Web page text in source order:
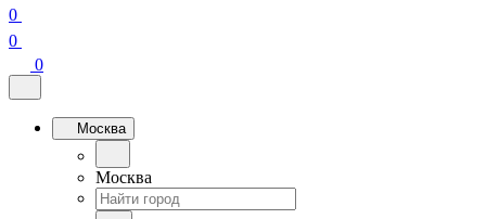
0
0
0
Москва
Москва